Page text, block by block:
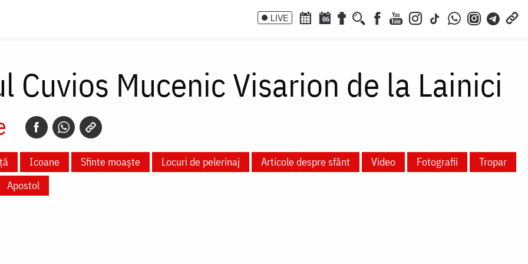
LIVE 06
Cuvios Mucenic Visarion de la Lainici
Icoane Sfinte moaște Locuri de pelerinaj Articole despre sfânt Video Fotografii
Tropar
Apostol